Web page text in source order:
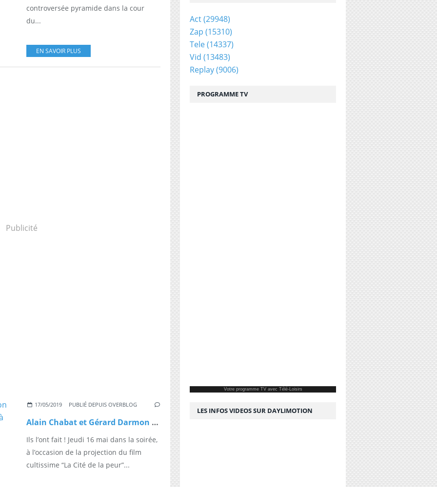
controversée pyramide dans la cour
du...
EN SAVOIR PLUS
Publicité
17/05/2019 PUBLIÉ DEPUIS OVERBLOG
Alain Chabat et Gérard Darmon dansent une "Carioca" surprise à Cannes
Ils l’ont fait ! Jeudi 16 mai dans la soirée,
à l’occasion de la projection du film
cultissime “La Cité de la peur”...
Act(29948)
Zap (15310)
Tele(14337)
Vid (13483)
Replay(9006)
PROGRAMME TV
Votre programme TVavec Télé-Loisirs
LES INFOS VIDEOS SUR DAYLIMOTION